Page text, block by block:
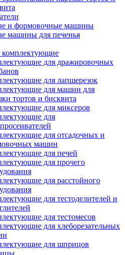
и формовочные машины
машины для печенья
комплектующие
для дражировочных
для лапшерезок
для машин для
тортов и бисквита
для миксеров
для
для отсадочных и
машин
для печей
для прочего
для расстойного
для тестоделителей и
для тестомесов
для хлеборезательных
для шприцов